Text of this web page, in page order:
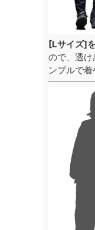
[Lサイズ]
ので、透
ンプルで着